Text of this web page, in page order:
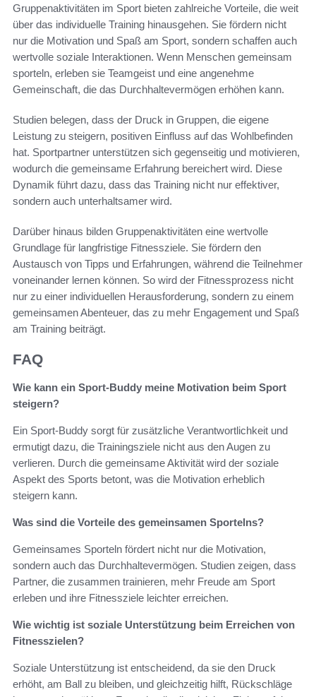
Gruppenaktivitäten im Sport bieten zahlreiche Vorteile, die weit
über das individuelle Training hinausgehen. Sie fördern nicht
nur die Motivation und Spaß am Sport, sondern schaffen auch
wertvolle soziale Interaktionen. Wenn Menschen gemeinsam
sporteln, erleben sie Teamgeist und eine angenehme
Gemeinschaft, die das Durchhaltevermögen erhöhen kann.
Studien belegen, dass der Druck in Gruppen, die eigene
Leistung zu steigern, positiven Einfluss auf das Wohlbefinden
hat. Sportpartner unterstützen sich gegenseitig und motivieren,
wodurch die gemeinsame Erfahrung bereichert wird. Diese
Dynamik führt dazu, dass das Training nicht nur effektiver,
sondern auch unterhaltsamer wird.
Darüber hinaus bilden Gruppenaktivitäten eine wertvolle
Grundlage für langfristige Fitnessziele. Sie fördern den
Austausch von Tipps und Erfahrungen, während die Teilnehmer
voneinander lernen können. So wird der Fitnessprozess nicht
nur zu einer individuellen Herausforderung, sondern zu einem
gemeinsamen Abenteuer, das zu mehr Engagement und Spaß
am Training beiträgt.
FAQ
Wie kann ein Sport-Buddy meine Motivation beim Sport
steigern?
Ein Sport-Buddy sorgt für zusätzliche Verantwortlichkeit und
ermutigt dazu, die Trainingsziele nicht aus den Augen zu
verlieren. Durch die gemeinsame Aktivität wird der soziale
Aspekt des Sports betont, was die Motivation erheblich
steigern kann.
Was sind die Vorteile des gemeinsamen Sportelns?
Gemeinsames Sporteln fördert nicht nur die Motivation,
sondern auch das Durchhaltevermögen. Studien zeigen, dass
Partner, die zusammen trainieren, mehr Freude am Sport
erleben und ihre Fitnessziele leichter erreichen.
Wie wichtig ist soziale Unterstützung beim Erreichen von
Fitnesszielen?
Soziale Unterstützung ist entscheidend, da sie den Druck
erhöht, am Ball zu bleiben, und gleichzeitig hilft, Rückschläge